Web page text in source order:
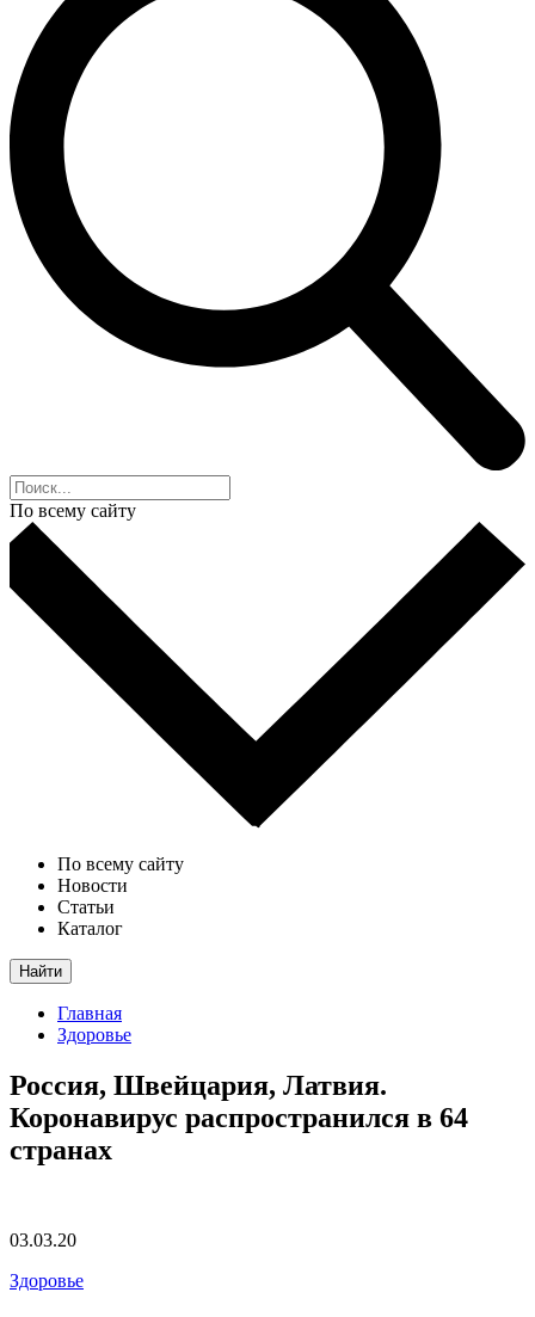
По всему сайту
По всему сайту
Новости
Статьи
Каталог
Найти
Главная
Здоровье
Россия, Швейцария, Латвия.
Коронавирус распространился в 64
странах
03.03.20
Здоровье